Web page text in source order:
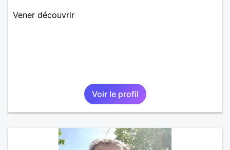
Vener découvrir
Voir le profil